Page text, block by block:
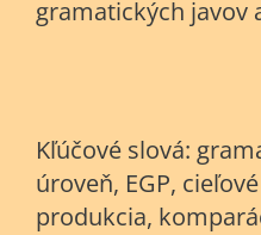
gramatických javov
Kľúčové slová:
úroveň, EGP,
produkcia,